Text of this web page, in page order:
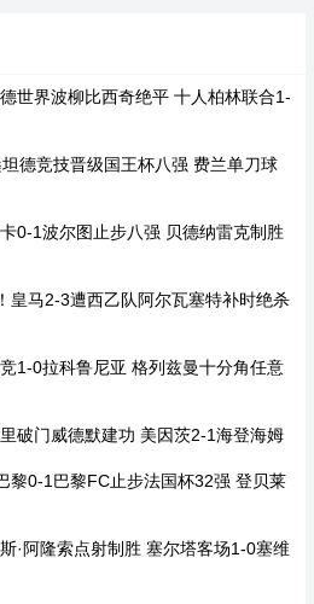
世界波柳比西奇绝平 十人柏林联合1-
德竞技晋级国王杯八强 费兰单刀球
0-1波尔图止步八强 贝德纳雷克制胜
皇马2-3遭西乙队阿尔瓦塞特补时绝杀
1-0拉科鲁尼亚 格列兹曼十分角任意
破门威德默建功 美因茨2-1海登海姆
黎0-1巴黎FC止步法国杯32强 登贝莱
·阿隆索点射制胜 塞尔塔客场1-0塞维